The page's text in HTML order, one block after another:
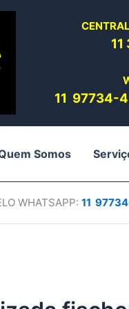
11 97734-4
Somos
WHATSAPP: 11